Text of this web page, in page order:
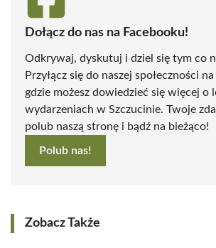
Dołącz do nas na Facebooku!
Odkrywaj, dyskutuj i dziel się tym co
Przyłącz się do naszej społeczności
gdzie możesz dowiedzieć się więcej o
wydarzeniach w Szczucinie. Twoje
polub naszą stronę i bądź na bieżąco!
Polub nas!
Zobacz Także